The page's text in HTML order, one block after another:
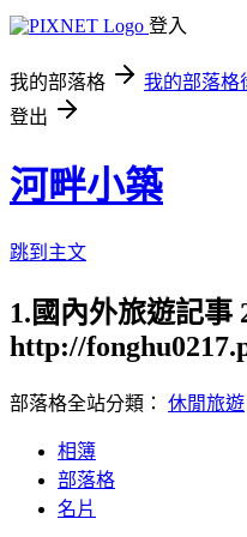
登入
我的部落格 我的部落格
登出
河畔小築
跳到主文
1.國內外旅遊記事
http://
部落格全站分類： 休閒旅遊
相簿
部落格
名片